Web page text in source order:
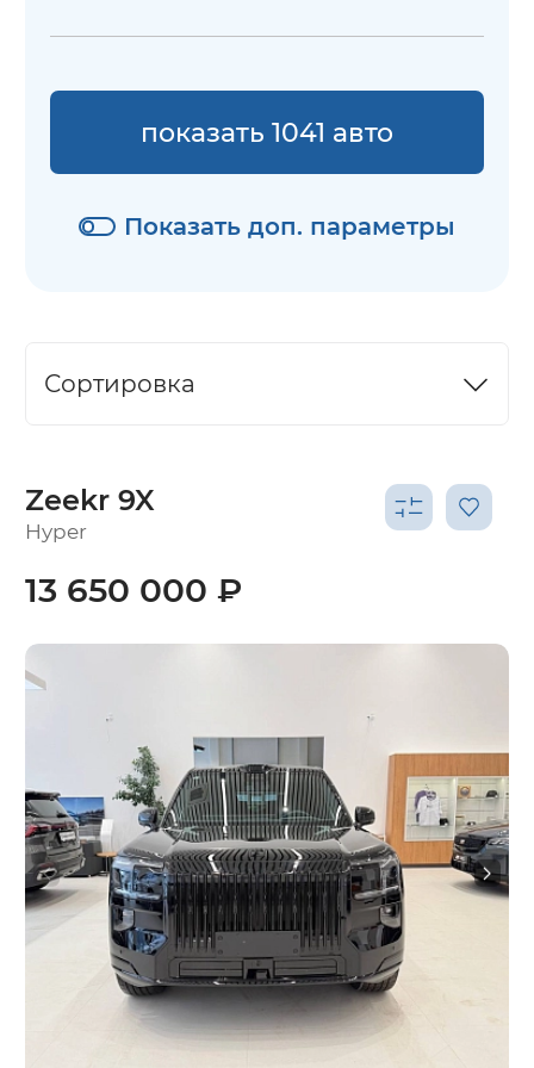
Показать доп. параметры
показать 1041 авто
Сортировка
Zeekr 9X
Hyper
13 650 000 ₽